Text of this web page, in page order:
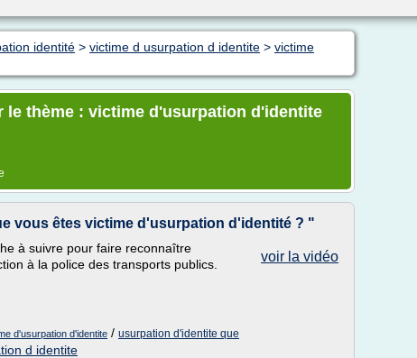
identité > victime d usurpation d identite > victime
le thème : victime d'usurpation d'identite
vous êtes victime d'usurpation d'identité ? "
voir la vidéo
à suivre pour faire reconnaître
à la police des transports publics.
d'usurpation d'identite / usurpation d'identite que
d identite